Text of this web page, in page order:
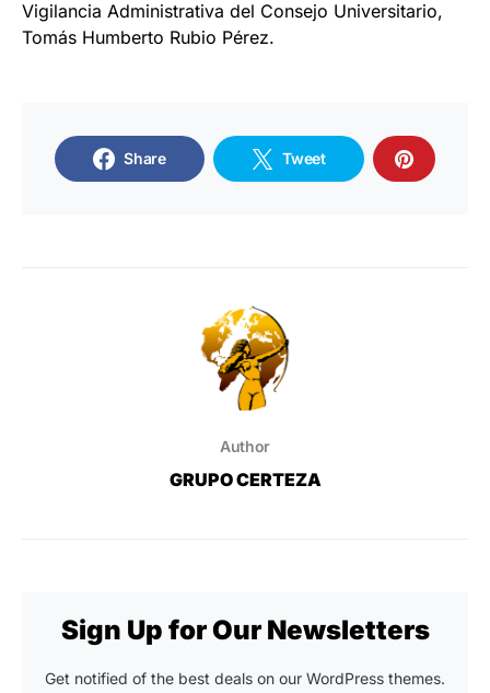
Vigilancia Administrativa del Consejo Universitario,
Tomás Humberto Rubio Pérez.
Share Tweet
Author
GRUPO CERTEZA
Sign Up for Our Newsletters
Get notified of the best deals on our WordPress themes.